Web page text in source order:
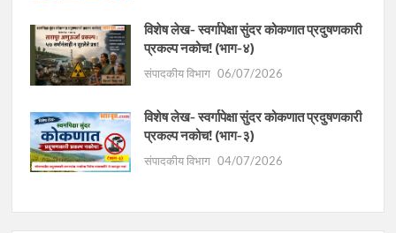
विशेष लेख- स्वर्गापेक्षा सुंदर कोकणात प्रदुषणकारी
प्रकल्प नकोच! (भाग-४)
संपादकीय विभाग 06/07/2026
विशेष लेख- स्वर्गापेक्षा सुंदर कोकणात प्रदुषणकारी
प्रकल्प नकोच! (भाग-३)
संपादकीय विभाग 04/07/2026